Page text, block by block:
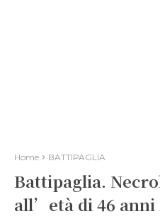
Home BATTIPAGLIA
Battipaglia.
all’età di 46 anni